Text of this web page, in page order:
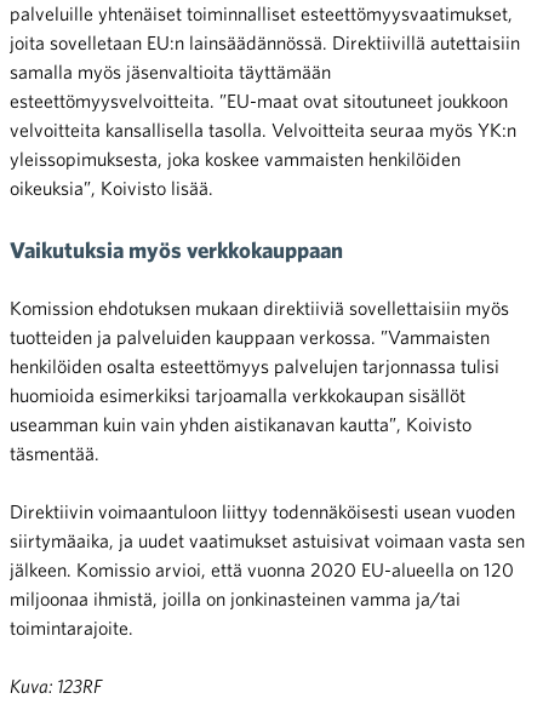
palveluille yhtenäiset toiminnalliset esteettömyysvaatimukset,
joita sovelletaan EU:n lainsäädännössä. Direktiivillä autettaisiin
samalla myös jäsenvaltioita täyttämään
esteettömyysvelvoitteita. ”EU-maat ovat sitoutuneet joukkoon
velvoitteita kansallisella tasolla. Velvoitteita seuraa myös YK:n
yleissopimuksesta, joka koskee vammaisten henkilöiden
oikeuksia”, Koivisto lisää.
Vaikutuksia myös verkkokauppaan
Komission ehdotuksen mukaan direktiiviä sovellettaisiin myös
tuotteiden ja palveluiden kauppaan verkossa. ”Vammaisten
henkilöiden osalta esteettömyys palvelujen tarjonnassa tulisi
huomioida esimerkiksi tarjoamalla verkkokaupan sisällöt
useamman kuin vain yhden aistikanavan kautta”, Koivisto
täsmentää.
Direktiivin voimaantuloon liittyy todennäköisesti usean vuoden
siirtymäaika, ja uudet vaatimukset astuisivat voimaan vasta sen
jälkeen. Komissio arvioi, että vuonna 2020 EU-alueella on 120
miljoonaa ihmistä, joilla on jonkinasteinen vamma ja/tai
toimintarajoite.
Kuva: 123RF